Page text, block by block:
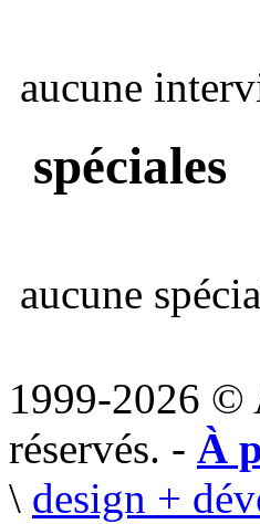
aucune
spéciales
aucune
1999-2026 ©
réservés. - À
\ design +